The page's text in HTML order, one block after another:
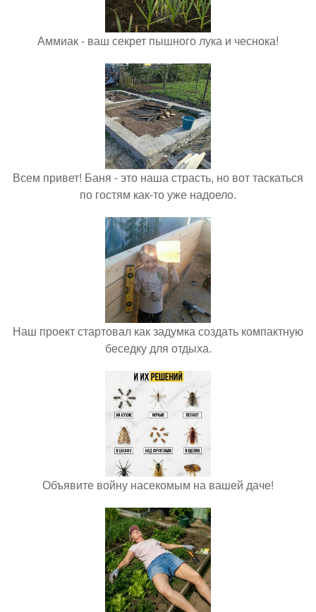
Аммиак - ваш секрет пышного лука и чеснока!
Всем привет! Баня - это наша страсть, но вот таскаться
по гостям как-то уже надоело.
Наш проект стартовал как задумка создать компактную
беседку для отдыха.
Объявите войну насекомым на вашей даче!